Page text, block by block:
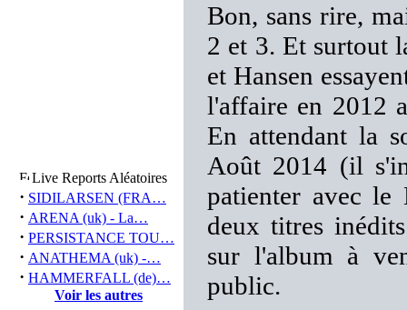
Live Reports Aléatoires
· SIDILARSEN (FRA…
· ARENA (uk) - La…
· PERSISTANCE TOU…
· ANATHEMA (uk) -…
· HAMMERFALL (de)…
Voir les autres
Bon, sans rire,
2 et 3. Et surtout
et Hansen
l'affaire en 2012
En attendant la
Août 2014 (il
patienter avec
deux titres
sur l'album à
public.